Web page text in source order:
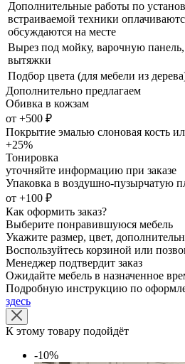
Дополнительные работы по
встраиваемой техники
обсуждаются на месте
Вырез под мойку, варочную панель,
вытяжки
Подбор цвета (для мебели из
Дополнительно предлагаем
Обивка в кожзам
от +500 ₽
Покрытие эмалью слоновая кость
+25%
Тонировка
уточняйте информацию при заказе
Упаковка в воздушно-пузырчатую
от +100 ₽
Как оформить заказ?
Выберите понравившуюся мебель
Укажите размер, цвет,
Воспользуйтесь корзиной или
Менеджер подтвердит заказ
Ожидайте мебель в назначенное
Подробную инструкцию по
здесь
К этому товару подойдёт
-10%